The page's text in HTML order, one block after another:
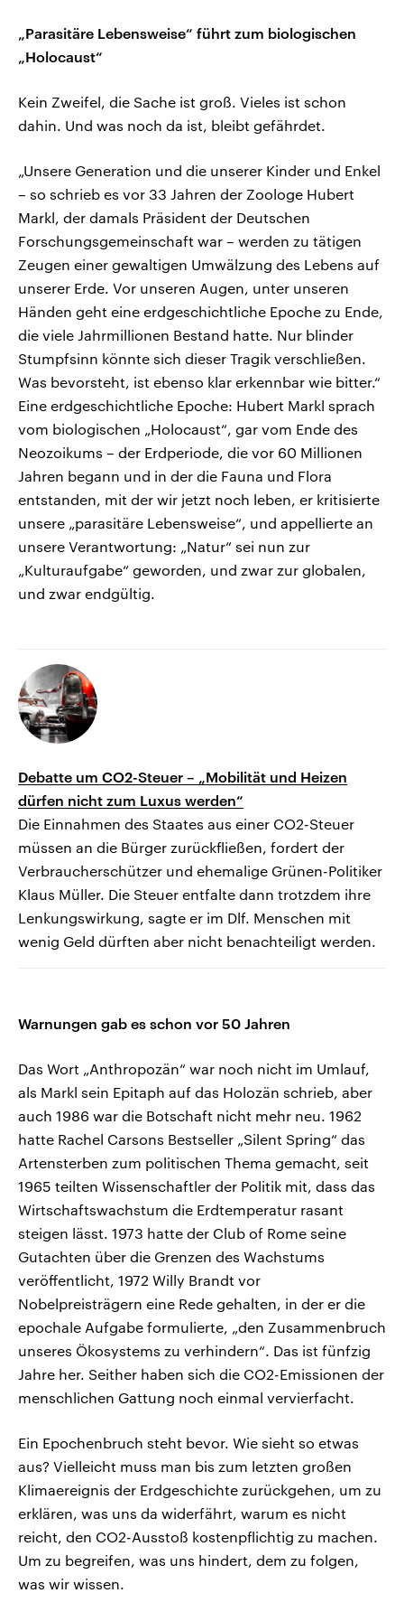
„Parasitäre Lebensweise“ führt zum biologischen
„Holocaust“
Kein Zweifel, die Sache ist groß. Vieles ist schon
dahin. Und was noch da ist, bleibt gefährdet.
„Unsere Generation und die unserer Kinder und Enkel
– so schrieb es vor 33 Jahren der Zoologe Hubert
Markl, der damals Präsident der Deutschen
Forschungsgemeinschaft war – werden zu tätigen
Zeugen einer gewaltigen Umwälzung des Lebens auf
unserer Erde. Vor unseren Augen, unter unseren
Händen geht eine erdgeschichtliche Epoche zu Ende,
die viele Jahrmillionen Bestand hatte. Nur blinder
Stumpfsinn könnte sich dieser Tragik verschließen.
Was bevorsteht, ist ebenso klar erkennbar wie bitter.“
Eine erdgeschichtliche Epoche: Hubert Markl sprach
vom biologischen „Holocaust“, gar vom Ende des
Neozoikums – der Erdperiode, die vor 60 Millionen
Jahren begann und in der die Fauna und Flora
entstanden, mit der wir jetzt noch leben, er kritisierte
unsere „parasitäre Lebensweise“, und appellierte an
unsere Verantwortung: „Natur“ sei nun zur
„Kulturaufgabe“ geworden, und zwar zur globalen,
und zwar endgültig.
Debatte um CO2-Steuer – „Mobilität und Heizen
dürfen nicht zum Luxus werden“
Die Einnahmen des Staates aus einer CO2-Steuer
müssen an die Bürger zurückfließen, fordert der
Verbraucherschützer und ehemalige Grünen-Politiker
Klaus Müller. Die Steuer entfalte dann trotzdem ihre
Lenkungswirkung, sagte er im Dlf. Menschen mit
wenig Geld dürften aber nicht benachteiligt werden.
Warnungen gab es schon vor 50 Jahren
Das Wort „Anthropozän“ war noch nicht im Umlauf,
als Markl sein Epitaph auf das Holozän schrieb, aber
auch 1986 war die Botschaft nicht mehr neu. 1962
hatte Rachel Carsons Bestseller „Silent Spring“ das
Artensterben zum politischen Thema gemacht, seit
1965 teilten Wissenschaftler der Politik mit, dass das
Wirtschaftswachstum die Erdtemperatur rasant
steigen lässt. 1973 hatte der Club of Rome seine
Gutachten über die Grenzen des Wachstums
veröffentlicht, 1972 Willy Brandt vor
Nobelpreisträgern eine Rede gehalten, in der er die
epochale Aufgabe formulierte, „den Zusammenbruch
unseres Ökosystems zu verhindern“. Das ist fünfzig
Jahre her. Seither haben sich die CO2-Emissionen der
menschlichen Gattung noch einmal vervierfacht.
Ein Epochenbruch steht bevor. Wie sieht so etwas
aus? Vielleicht muss man bis zum letzten großen
Klimaereignis der Erdgeschichte zurückgehen, um zu
erklären, was uns da widerfährt, warum es nicht
reicht, den CO2-Ausstoß kostenpflichtig zu machen.
Um zu begreifen, was uns hindert, dem zu folgen,
was wir wissen.